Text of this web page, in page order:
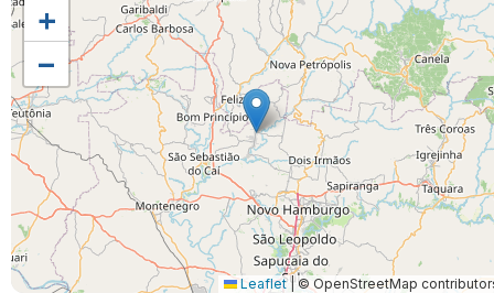
+
−
Leaflet |© OpenStreetMap